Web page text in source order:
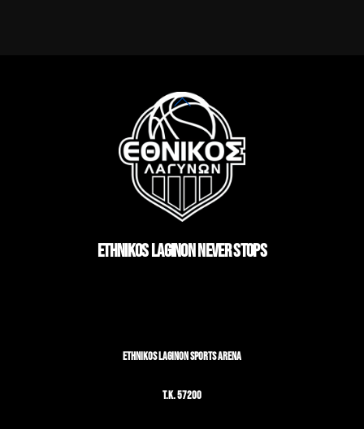
Back
To
Top
ETHNIKOS LAGINON NEVER STOPS
ETHNIKOS LAGINON SPORTS ARENA
T.K. 57200